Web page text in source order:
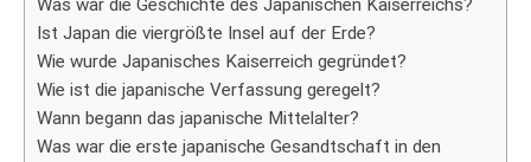
Was war die Geschichte des Japanischen Kaiserreichs?
Ist Japan die viergrößte Insel auf der Erde?
Wie wurde Japanisches Kaiserreich gegründet?
Wie ist die japanische Verfassung geregelt?
Wann begann das japanische Mittelalter?
Was war die erste japanische Gesandtschaft in den